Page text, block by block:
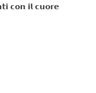
𝗰𝗼𝗻 𝗶𝗹 𝗰𝘂𝗼𝗿𝗲